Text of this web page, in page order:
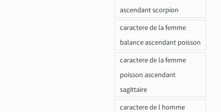
ascendant scorpion
caractere de la femme
balance ascendant poisson
caractere de la femme
poisson ascendant
sagittaire
caractere de l homme